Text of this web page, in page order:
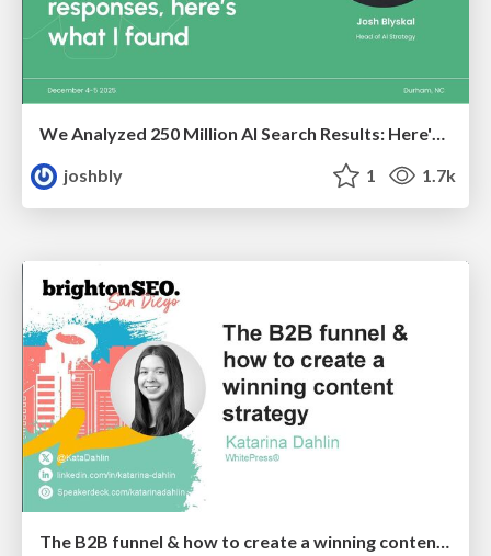
We Analyzed 250 Million AI Search Results: Here's What I Found
joshbly
1 1.7k
The B2B funnel & how to create a winning content strategy